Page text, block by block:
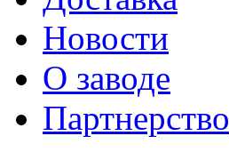
Новости
О заводе
Партнерство